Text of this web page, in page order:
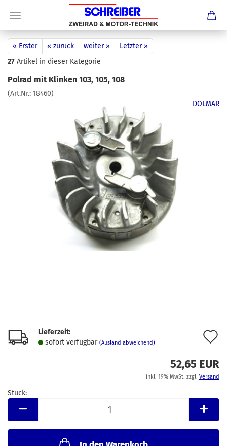
« Erster « zurück weiter »
Letzter »
27 Artikel in dieser Kategorie
Polrad mit Klinken 103, 105, 108
(Art.Nr.: 18460)
DOLMAR
Lieferzeit:
sofort verfügbar (Ausland abweichend)
52,65 EUR
inkl. 19% MwSt. zzgl. Versand
Stück:
Stück